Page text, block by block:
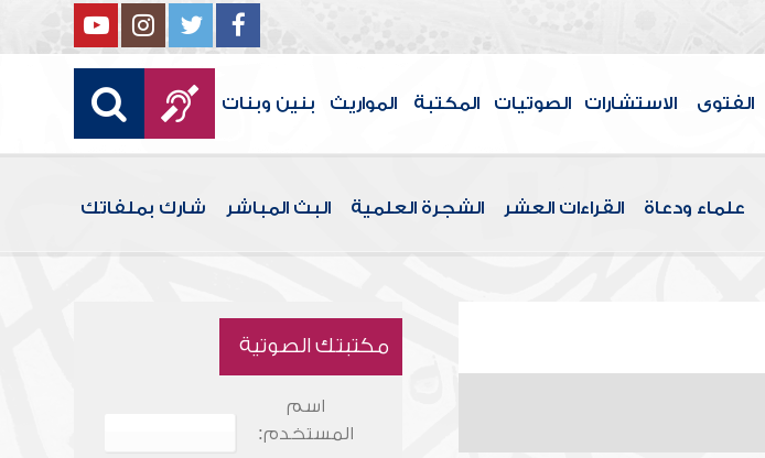
الفتوى الاستشارات الصوتيات المكتبة المواريث بنين وبنات
علماء ودعاة القراءات العشر الشجرة العلمية البث المباشر شارك بملفاتك
مكتبتك الصوتية
اسم
المستخدم: